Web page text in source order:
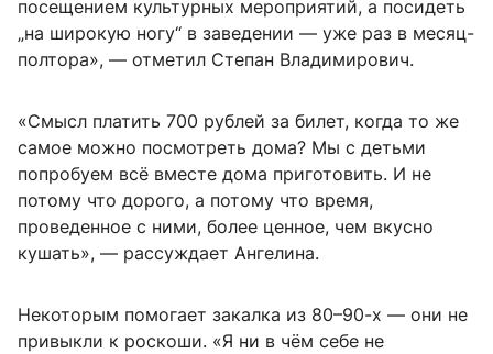
посещением культурных мероприятий, а посидеть
„на широкую ногу“ в заведении — уже раз в месяц-
полтора», — отметил Степан Владимирович.
«Смысл платить 700 рублей за билет, когда то же
самое можно посмотреть дома? Мы с детьми
попробуем всё вместе дома приготовить. И не
потому что дорого, а потому что время,
проведенное с ними, более ценное, чем вкусно
кушать», — рассуждает Ангелина.
Некоторым помогает закалка из 80–90-х — они не
привыкли к роскоши. «Я ни в чём себе не